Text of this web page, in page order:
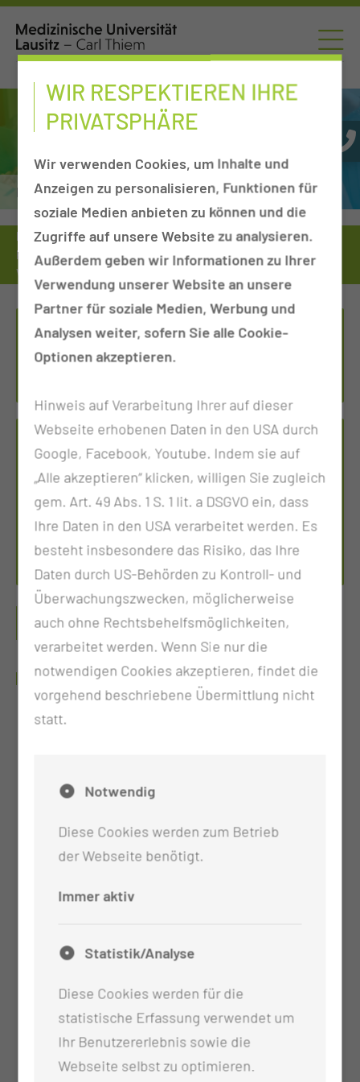
Pankreaskrebszentrum
Patienten & Besucher
Einrichtungen von A-Z
Kliniken, Departments & Sektionen
Viszeralonkologisches Zentrum
KONTAKT
VIS­ZE­RALON­KO­LO­GI­SCHES ZEN­TRUM
Tel.:+49 355 46 2327
Fax: +49 355 46 2337
Per E-Mail kontaktieren
BITTE INFORMIEREN SIE SICH AUF DEN
SEITEN DES
VISZERALONKOLOGISCHEN ZENTRUMS
WIR RESPEKTIEREN IHRE
PRIVATSPHÄRE
Wir verwenden Cookies, um Inhalte und
Anzeigen zu personalisieren, Funktionen für
soziale Medien anbieten zu können und die
Zugriffe auf unsere Website zu analysieren.
Außerdem geben wir Informationen zu Ihrer
Verwendung unserer Website an unsere
Partner für soziale Medien, Werbung und
Analysen weiter, sofern Sie alle Cookie-
Optionen akzeptieren.
Hinweis auf Verarbeitung Ihrer auf dieser
Webseite erhobenen Daten in den USA durch
Google, Facebook, Youtube. Indem sie auf
„Alle akzeptieren“ klicken, willigen Sie zugleich
gem. Art. 49 Abs. 1 S. 1 lit. a DSGVO ein, dass
Ihre Daten in den USA verarbeitet werden. Es
besteht insbesondere das Risiko, das Ihre
Daten durch US-Behörden zu Kontroll- und
Überwachungszwecken, möglicherweise
auch ohne Rechtsbehelfsmöglichkeiten,
verarbeitet werden. Wenn Sie nur die
notwendigen Cookies akzeptieren, findet die
vorgehend beschriebene Übermittlung nicht
statt.
Notwendig
Diese Cookies werden zum Betrieb
der Webseite benötigt.
Immer aktiv
Statistik/Analyse
Diese Cookies werden für die
statistische Erfassung verwendet um
Ihr Benutzererlebnis sowie die
Webseite selbst zu optimieren.